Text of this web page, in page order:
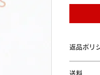
返品ポリ
送料